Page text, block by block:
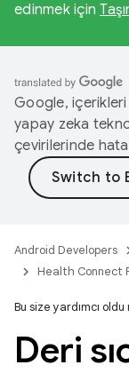
edinmek için
Google,
yapay zeka
çevirilerinde
Android Developers
Health Connect
Bu size yardımcı oldu
Deri